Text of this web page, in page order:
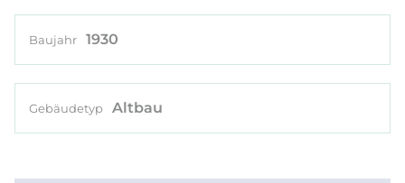
Baujahr 1930
Gebäudetyp Altbau